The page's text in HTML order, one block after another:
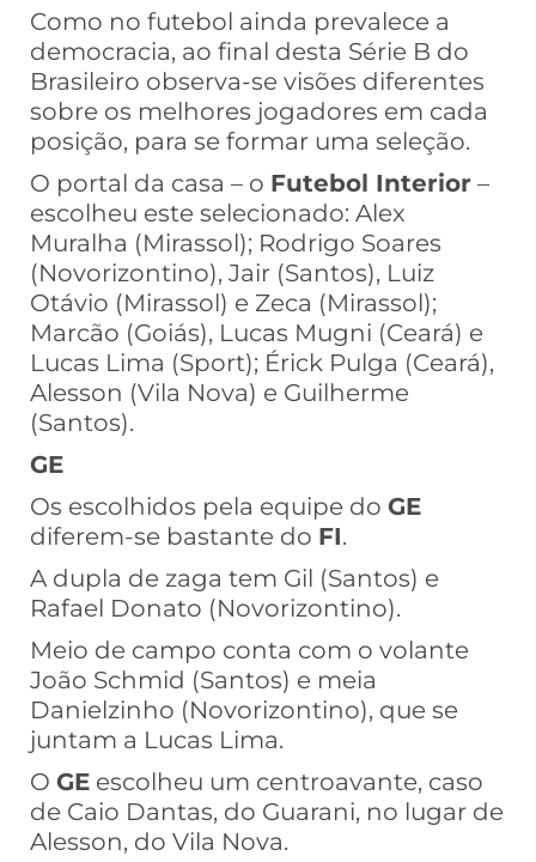
Como no futebol ainda prevalece a
democracia, ao final desta Série B do
Brasileiro observa-se visões diferentes
sobre os melhores jogadores em cada
posição, para se formar uma seleção.
O portal da casa – o Futebol Interior –
escolheu este selecionado: Alex
Muralha (Mirassol); Rodrigo Soares
(Novorizontino), Jair (Santos), Luiz
Otávio (Mirassol) e Zeca (Mirassol);
Marcão (Goiás), Lucas Mugni (Ceará) e
Lucas Lima (Sport); Érick Pulga (Ceará),
Alesson (Vila Nova) e Guilherme
(Santos).
GE
Os escolhidos pela equipe do GE
diferem-se bastante do FI.
A dupla de zaga tem Gil (Santos) e
Rafael Donato (Novorizontino).
Meio de campo conta com o volante
João Schmid (Santos) e meia
Danielzinho (Novorizontino), que se
juntam a Lucas Lima.
O GE escolheu um centroavante, caso
de Caio Dantas, do Guarani, no lugar de
Alesson, do Vila Nova.